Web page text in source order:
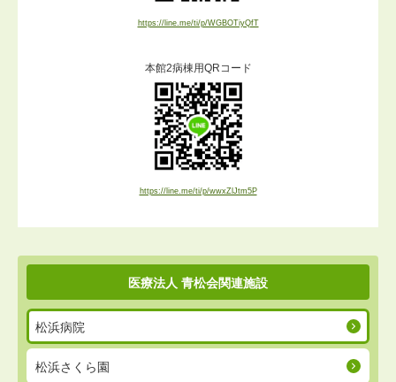
https://line.me/ti/p/WGBOTiyQfT
本館2病棟用QRコード
https://line.me/ti/p/wwxZlJtm5P
医療法人 青松会関連施設
松浜病院
松浜さくら園